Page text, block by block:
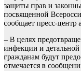
защиты прав и
посвященной
сообщает пресс-центр
– В целях
инфекции и
гражданам будут
отмечается в